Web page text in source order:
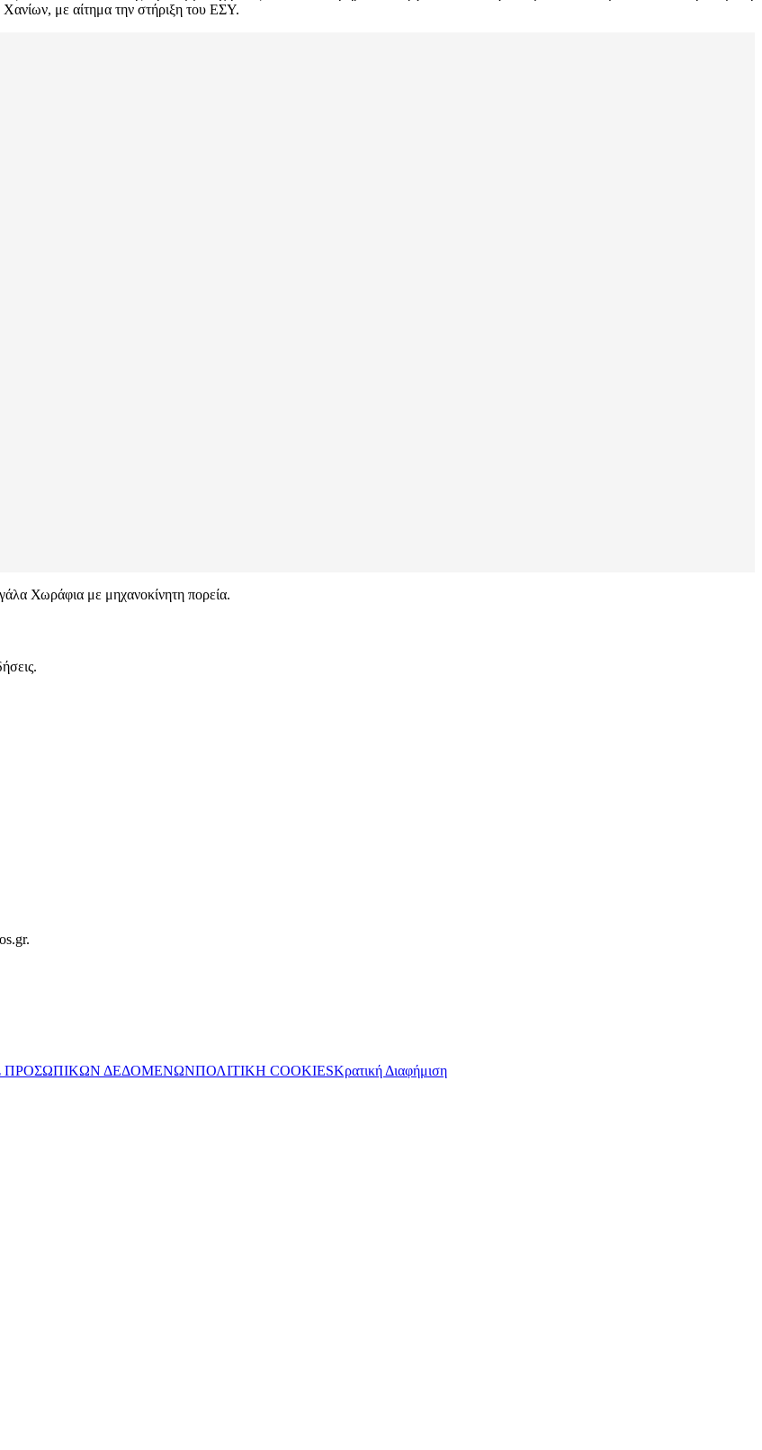
με αίτημα την στήριξη του ΕΣΥ.
Χωράφια με μηχανοκίνητη πορεία.
ΠΡΟΣΩΠΙΚΩΝ ΔΕΔΟΜΕΝΩΝΠΟΛΙΤΙΚΗ COOKIESΚρατική Διαφήμιση